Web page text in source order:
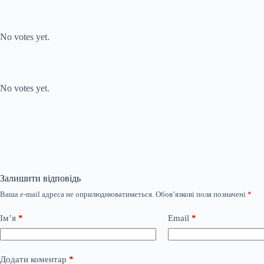
No votes yet.
No votes yet.
Залишити відповідь
Ваша e-mail адреса не оприлюднюватиметься. Обов’язкові поля позначені *
Ім’я * Email *
Додати коментар *